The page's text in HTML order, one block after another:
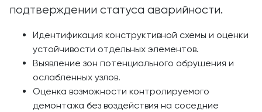
подтверждении статуса аварийности.
Идентификация конструктивной схемы и оценки
устойчивости отдельных элементов.
Выявление зон потенциального обрушения и
ослабленных узлов.
Оценка возможности контролируемого
демонтажа без воздействия на соседние